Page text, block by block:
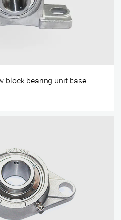
block bearing unit base